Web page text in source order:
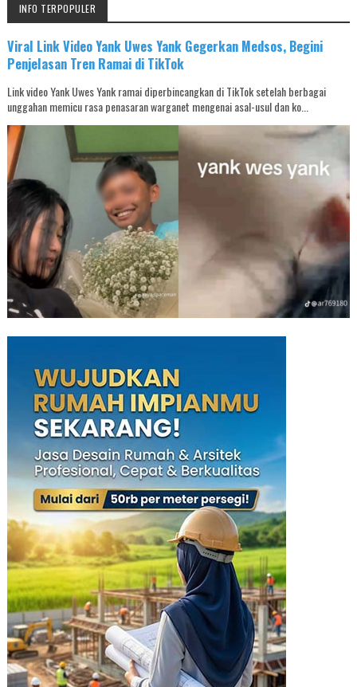
INFO TERPOPULER
Viral Link Video Yank Uwes Yank Gegerkan Medsos, Begini
Penjelasan Tren Ramai di TikTok
Link video Yank Uwes Yank ramai diperbincangkan di TikTok setelah berbagai
unggahan memicu rasa penasaran warganet mengenai asal-usul dan ko...